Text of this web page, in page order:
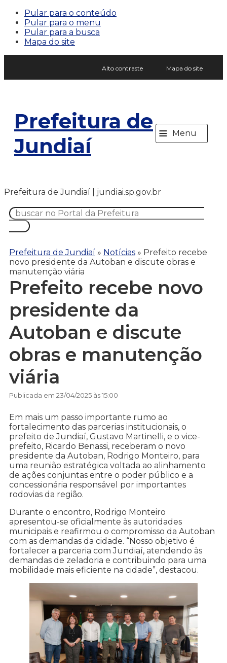
Pular para o conteúdo
Pular para o menu
Pular para a busca
Mapa do site
Alto contraste Mapa do site
Prefeitura de
Jundiaí
≡ Menu
Prefeitura de Jundiaí | jundiai.sp.gov.br
Prefeitura de Jundiaí » Notícias » Prefeito recebe
novo presidente da Autoban e discute obras e
manutenção viária
Prefeito recebe novo
presidente da
Autoban e discute
obras e manutenção
viária
Publicada em 23/04/2025 às 15:00
Em mais um passo importante rumo ao
fortalecimento das parcerias institucionais, o
prefeito de Jundiaí, Gustavo Martinelli, e o vice-
prefeito, Ricardo Benassi, receberam o novo
presidente da Autoban, Rodrigo Monteiro, para
uma reunião estratégica voltada ao alinhamento
de ações conjuntas entre o poder público e a
concessionária responsável por importantes
rodovias da região.
Durante o encontro, Rodrigo Monteiro
apresentou-se oficialmente às autoridades
municipais e reafirmou o compromisso da Autoban
com as demandas da cidade. “Nosso objetivo é
fortalecer a parceria com Jundiaí, atendendo às
demandas de zeladoria e contribuindo para uma
mobilidade mais eficiente na cidade”, destacou.